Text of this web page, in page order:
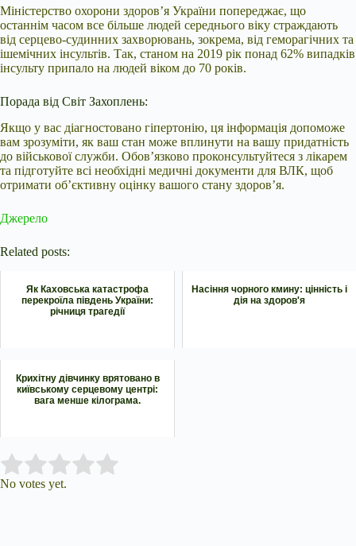
Міністерство охорони здоров’я України попереджає, що
останнім часом все більше людей середнього віку страждають
від серцево-судинних захворювань, зокрема, від геморагічних та
ішемічних інсультів. Так, станом на 2019 рік понад 62% випадків
інсульту припало на людей віком до 70 років.
Порада від Світ Захоплень:
Якщо у вас діагностовано гіпертонію, ця інформація допоможе
вам зрозуміти, як ваш стан може вплинути на вашу придатність
до військової служби. Обов’язково проконсультуйтеся з лікарем
та підготуйте всі необхідні медичні документи для ВЛК, щоб
отримати об’єктивну оцінку вашого стану здоров’я.
Джерело
Related posts:
Як Каховська катастрофа
перекроїла південь України:
річниця трагедії
Насіння чорного кмину: цінність і
дія на здоров'я
Крихітну дівчинку врятовано в
київському серцевому центрі:
вага менше кілограма.
Rate this item:
No votes yet.